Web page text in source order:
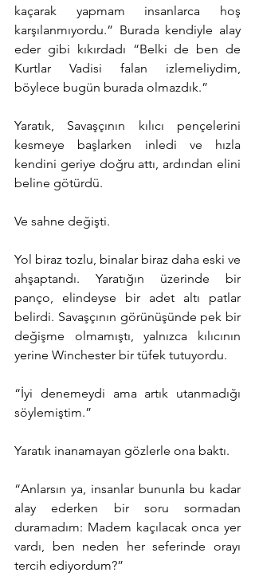
kaçarak yapmam insanlarca hoş
karşılanmıyordu.” Burada kendiyle alay
eder gibi kıkırdadı “Belki de ben de
Kurtlar Vadisi falan izlemeliydim,
böylece bugün burada olmazdık.”
Yaratık, Savaşçının kılıcı pençelerini
kesmeye başlarken inledi ve hızla
kendini geriye doğru attı, ardından elini
beline götürdü.
Ve sahne değişti.
Yol biraz tozlu, binalar biraz daha eski ve
ahşaptandı. Yaratığın üzerinde bir
panço, elindeyse bir adet altı patlar
belirdi. Savaşçının görünüşünde pek bir
değişme olmamıştı, yalnızca kılıcının
yerine Winchester bir tüfek tutuyordu.
“İyi denemeydi ama artık utanmadığı
söylemiştim.”
Yaratık inanamayan gözlerle ona baktı.
“Anlarsın ya, insanlar bununla bu kadar
alay ederken bir soru sormadan
duramadım: Madem kaçılacak onca yer
vardı, ben neden her seferinde orayı
tercih ediyordum?”